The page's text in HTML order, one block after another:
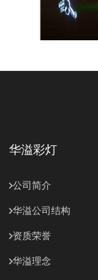
华溢彩灯
公司简介
华溢公司结构
资质荣誉
华溢理念